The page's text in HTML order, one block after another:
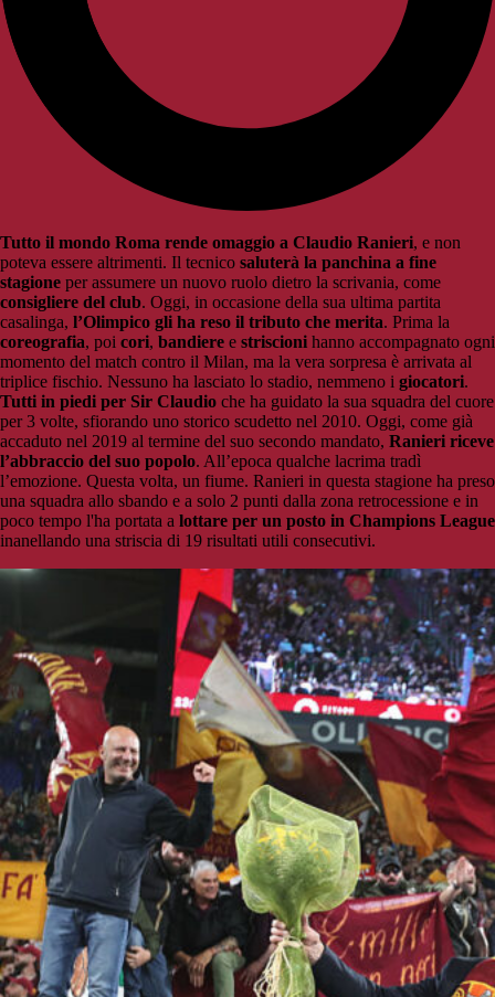
Tutto il mondo Roma rende omaggio a Claudio Ranieri, e non
poteva essere altrimenti. Il tecnico saluterà la panchina a fine
stagione per assumere un nuovo ruolo dietro la scrivania, come
consigliere del club. Oggi, in occasione della sua ultima partita
casalinga, l’Olimpico gli ha reso il tributo che merita. Prima la
coreografia, poi cori, bandiere e striscioni hanno accompagnato ogni
momento del match contro il Milan, ma la vera sorpresa è arrivata al
triplice fischio. Nessuno ha lasciato lo stadio, nemmeno i giocatori.
Tutti in piedi per Sir Claudio che ha guidato la sua squadra del cuore
per 3 volte, sfiorando uno storico scudetto nel 2010. Oggi, come già
accaduto nel 2019 al termine del suo secondo mandato, Ranieri riceve
l’abbraccio del suo popolo. All’epoca qualche lacrima tradì
l’emozione. Questa volta, un fiume. Ranieri in questa stagione ha preso
una squadra allo sbando e a solo 2 punti dalla zona retrocessione e in
poco tempo l'ha portata a lottare per un posto in Champions League
inanellando una striscia di 19 risultati utili consecutivi.